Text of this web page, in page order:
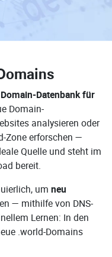
Domain-Datenbank für
Domain-
analysieren oder
Zone erforschen —
Quelle und steht im
bereit.
um neu
— mithilfe von DNS-
Lernen: In den
.world-Domains